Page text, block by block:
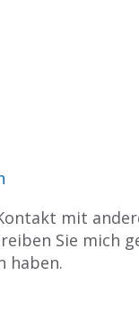
mit
Sie mich
haben.